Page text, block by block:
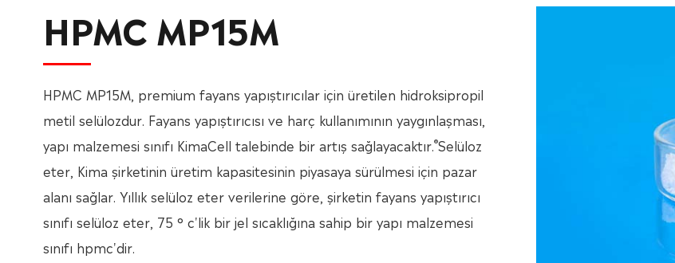
HPMC MP15M
HPMC MP15M, premium fayans yapıştırıcılar için üretilen hidroksipropil
metil selülozdur. Fayans yapıştırıcısı ve harç kullanımının yaygınlaşması,
yapı malzemesi sınıfı KimaCell talebinde bir artış sağlayacaktır.®Selüloz
eter, Kima şirketinin üretim kapasitesinin piyasaya sürülmesi için pazar
alanı sağlar. Yıllık selüloz eter verilerine göre, şirketin fayans yapıştırıcı
sınıfı selüloz eter, 75 ° c'lik bir jel sıcaklığına sahip bir yapı malzemesi
sınıfı hpmc'dir.